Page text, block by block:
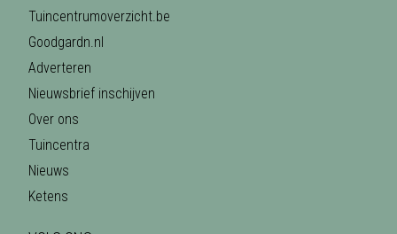
Tuincentrumoverzicht.be
Goodgardn.nl
Adverteren
Nieuwsbrief inschijven
Over ons
Tuincentra
Nieuws
Ketens